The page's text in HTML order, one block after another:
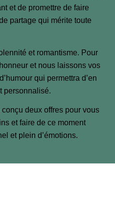
et de promettre de faire
partage qui mérite toute
et romantisme. Pour
et nous laissons vos
qui permettra d’en
personnalisé.
deux offres pour vous
et faire de ce moment
et plein d’émotions.